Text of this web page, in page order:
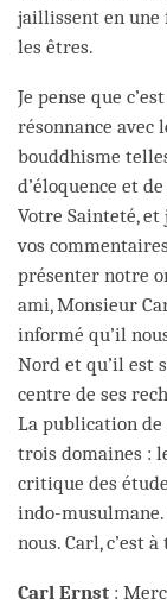
jaillissent en une
les êtres.
Je pense que
résonnance avec
bouddhisme
d’éloquence et
Votre Sainteté, et
vos
présenter notre
ami, Monsieur
informé qu’il
Nord et qu’il est
centre de ses
La publication
trois domaines :
critique des
indo-
nous. Carl, c’est à
Carl Ernst :